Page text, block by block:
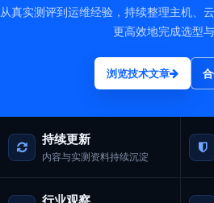
从真实测评到运维经验，持续整理主机、
更高效地完成选型与
浏览技术文章
持续更新
内容与实测资料持续沉淀